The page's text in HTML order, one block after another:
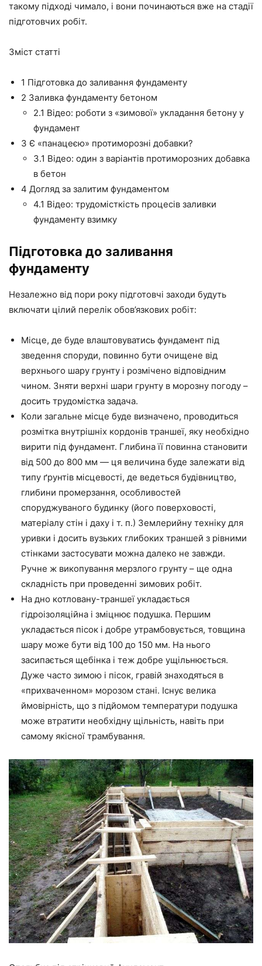
такому підході чимало, і вони починаються вже на стадії
підготовчих робіт.
Зміст статті
1 Підготовка до заливання фундаменту
2 Заливка фундаменту бетоном
2.1 Відео: роботи з «зимової» укладання бетону у
фундамент
3 Є «панацеєю» протиморозні добавки?
3.1 Відео: один з варіантів протиморозних добавка
в бетон
4 Догляд за залитим фундаментом
4.1 Відео: трудомісткість процесів заливки
фундаменту взимку
Підготовка до заливання
фундаменту
Незалежно від пори року підготовчі заходи будуть
включати цілий перелік обов’язкових робіт:
Місце, де буде влаштовуватись фундамент під
зведення споруди, повинно бути очищене від
верхнього шару грунту і розмічено відповідним
чином. Зняти верхні шари грунту в морозну погоду –
досить трудомістка задача.
Коли загальне місце буде визначено, проводиться
розмітка внутрішніх кордонів траншеї, яку необхідно
вирити під фундамент. Глибинаїї повинна становити
від 500 до 800 мм — ця величина буде залежати від
типу ґрунтів місцевості, де ведеться будівництво,
глибини промерзання, особливостей
споруджуваного будинку (його поверховості,
матеріалу стін і даху і т. п.) Землерийну техніку для
уривки і досить вузьких глибоких траншей з рівними
стінками застосувати можна далеко не завжди.
Ручне ж викопування мерзлого грунту – ще одна
складність при проведенні зимових робіт.
На дно котловану-траншеї укладається
гідроізоляційна і зміцнює подушка. Першим
укладається пісок і добре утрамбовується, товщина
шару може бути від 100 до 150 мм. На нього
засипається щебінка і теж добре ущільнюється.
Дуже часто зимою і пісок, гравій знаходяться в
«прихваченном» морозом стані. Існує велика
ймовірність, що з підйомом температури подушка
може втратити необхідну щільність, навіть при
самому якісної трамбування.